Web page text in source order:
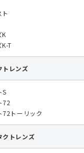
K
K-T
トレンズ
S
72
72トーリック
クトレンズ